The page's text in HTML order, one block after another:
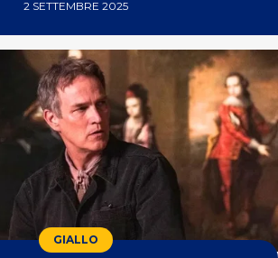
2 SETTEMBRE 2025
GIALLO